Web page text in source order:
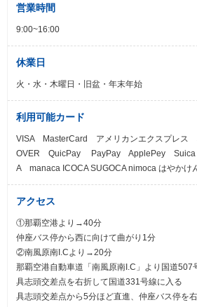
営業時間
9:00~16:00
休業日
火・水・木曜日・旧盆・年末年始
利用可能カード
VISA MasterCard アメリカンエクスプレ
OVER QuicPay PayPay ApplePey
A manaca ICOCA SUGOCA nimoca はやかけ
アクセス
①那覇空港より→40分
仲座バス停から西に向けて曲がり1分
②南風原南I.Cより→20分
那覇空港自動車道「南風原南I.C」より国道507
具志頭交差点を右折して国道331号線に入る
具志頭交差点から5分ほど直進、仲座バス停を